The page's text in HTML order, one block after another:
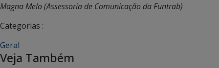
Magna Melo (Assessoria de Comunicação da Funtrab)
Categorias :
Geral
Veja Também